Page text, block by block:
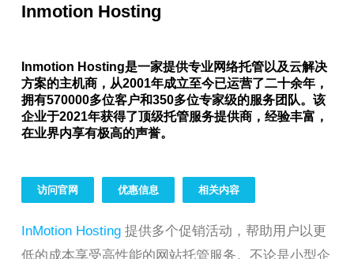
Inmotion Hosting
Inmotion Hosting是一家提供专业网络托管以及云解决
方案的主机商，从2001年成立至今已运营了二十余年，
拥有570000多位客户和350多位专家级的服务团队。该
企业于2021年获得了顶级托管服务提供商，经验丰富，
在业界内享有极高的声誉。
访问官网 优惠信息 相关内容
InMotion Hosting提供多个促销活动，帮助用户以更
低的成本享受高性能的网站托管服务。不论是小型企